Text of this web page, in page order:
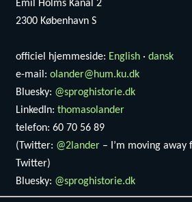
Emil Holms Kanal 2
2300 København S
officiel hjemmeside: English · dansk
e-mail: olander@hum.ku.dk
Bluesky: @sproghistorie.dk
LinkedIn: thomasolander
telefon: 60 70 56 89
(Twitter: @2lander – I’m moving away
Twitter)
Bluesky: @sproghistorie.dk